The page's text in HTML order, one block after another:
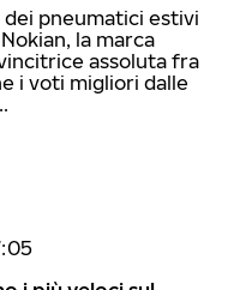
pneumatici estivi
la marca
assoluta fra
i voti migliori dalle